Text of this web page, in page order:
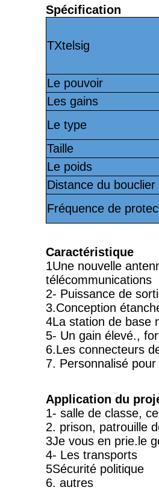
Spécification
TXtelsig
Le pouvoir
Les gains
Le type
Taille
Le poids
Distance du bouclier
Fréquence de
Caractéristique
1Une nouvelle
télécommunications
2- Puissance de
3.Conception
4La station de base
5- Un gain élevé.,
6.Les connecteurs
7. Personnalisé
Application du
1- salle de classe,
2. prison, patrouille
3Je vous en prie. le
4- Les transports
5Sécurité politique
6. autres